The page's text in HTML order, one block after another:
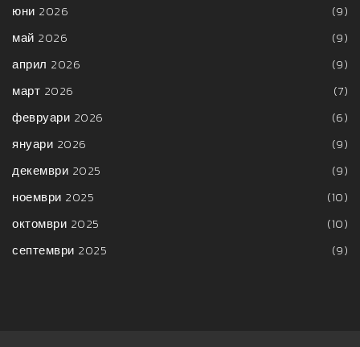
юни 2026
(9)
май 2026
(9)
април 2026
(9)
март 2026
(7)
февруари 2026
(6)
януари 2026
(9)
декември 2025
(9)
ноември 2025
(10)
октомври 2025
(10)
септември 2025
(9)